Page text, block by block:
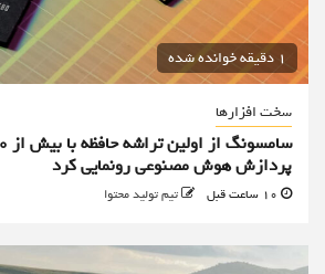
1 دقیقه خوانده شده
سخت افزارها
پردازش هوش مصنوعی رونمایی کرد
تیم تولید محتوا